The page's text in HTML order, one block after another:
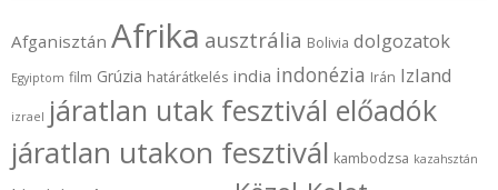
Afganisztán Afrika ausztrália Bolivia dolgozatok
Egyiptom film Grúzia határátkelés india indonézia Irán Izland
izrael járatlan utak fesztivál előadók
járatlan utakon fesztivál kambodzsa kazahsztán